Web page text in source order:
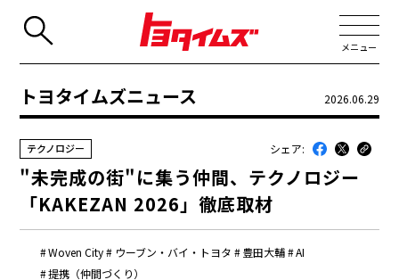
メニュー
JP
最近のトヨタ
連載
コラム
トヨタイムズニュース 2026.06.29
Woven City ウーブン・バイ・トヨタ 豊田大輔
AI
提携（仲間づくり）
テクノロジー シェア:
"未完成の街"に集う仲間、テクノロジー
「KAKEZAN 2026」徹底取材